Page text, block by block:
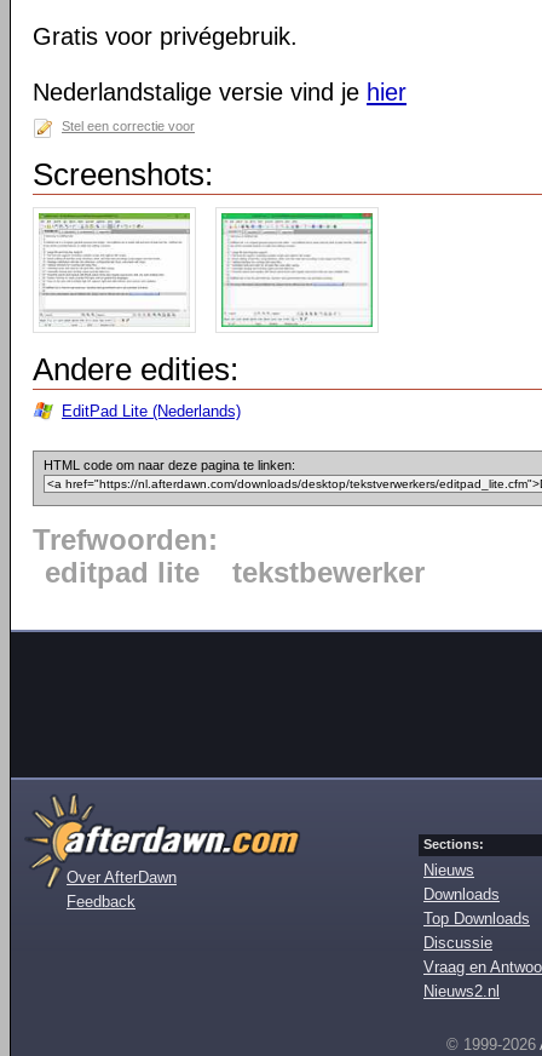
Gratis voor privégebruik.
Nederlandstalige versie vind je hier
Stel een correctie voor
Screenshots:
Andere edities:
EditPad Lite (Nederlands)
HTML code om naar deze pagina te linken:
Trefwoorden:
editpad lite
tekstbewerker
Over AfterDawn
Feedback
Sections:
Nieuws
Downloads
Top Downloads
Discussie
Vraag en
Nieuws2.nl
© 1999-2026